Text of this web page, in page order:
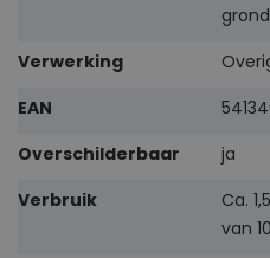
Verwerking
EAN
Overschilderbaar
ja
Verbruik
Ca.
van